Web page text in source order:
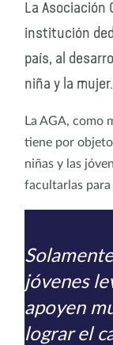
La Asociación
institución
país, al
niña y la mujer.
La AGA, como
tiene por
niñas y las
facultarlas para
jóvenes
apoyen
lograr el